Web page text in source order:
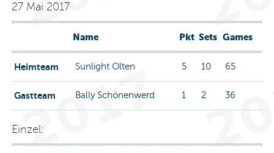
27 Mai 2017
Name Pkt Sets Games
Heimteam Sunlight Olten 5 10 65
Gastteam Bally Schönenwerd 1 2 36
Einzel: